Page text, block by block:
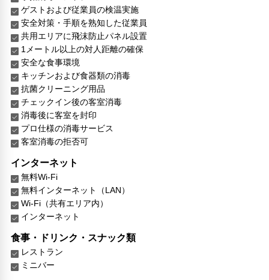
ゲストおよび従業員の検温実施
安全対策・手順を熟知した従業員
共用エリアに飛沫防止パネル設置
1メートル以上の対人距離の確保
安全な食事環境
キッチンおよび食器類の消毒
抗菌クリーニング用品
チェックイン後の客室消毒
消毒後に客室を封印
プロ仕様の消毒サービス
客室消毒の拒否可
インターネット
無料Wi-Fi
無料インターネット（LAN）
Wi-Fi（共有エリア内）
インターネット
食事・ドリンク・スナック類
レストラン
ミニバー